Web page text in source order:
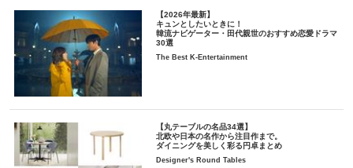
【2026年最新】
キュンとしたいときに！
韓流ナビゲーター・田代親世のおすすめ恋愛ドラマ
30選
The Best K-Entertainment
【丸テーブルの名品34選】
北欧や日本の名作から注目作まで。
ダイニングを美しく彩る円卓まとめ
Designer's Round Tables